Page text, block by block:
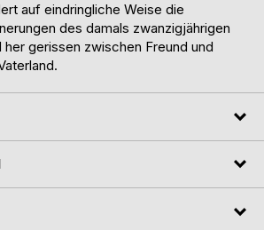
auf eindringliche Weise die
des damals zwanzigjährigen
her gerissen zwischen Freund und